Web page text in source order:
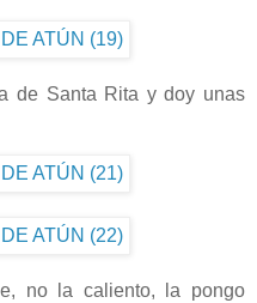
de Santa Rita y doy unas
no la caliento, la pongo